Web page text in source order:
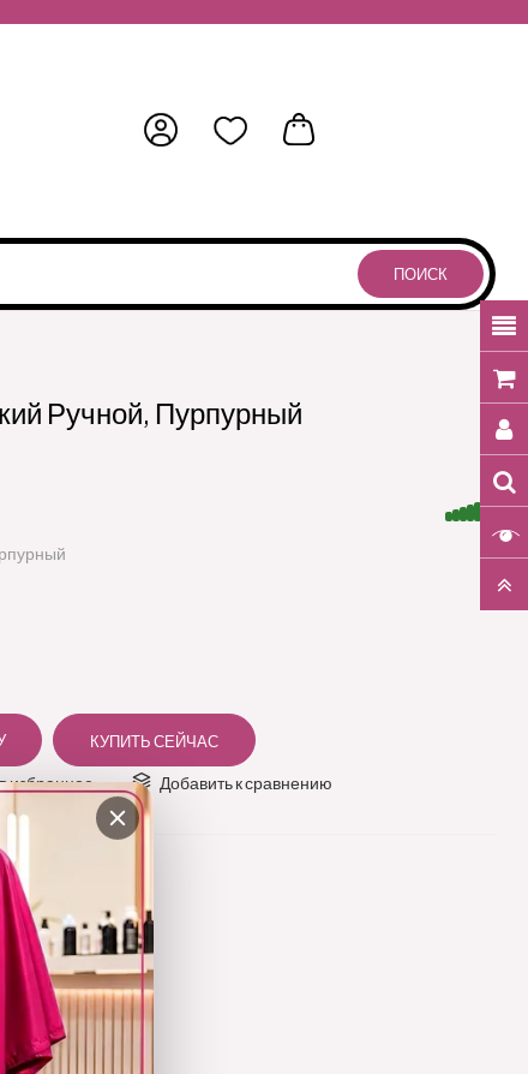
ПОИСК
Ручной, Пурпурный
избранное Добавить к сравнению